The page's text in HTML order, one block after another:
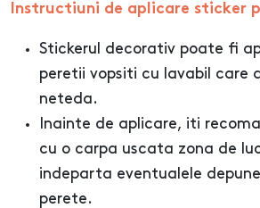
Instructiuni de aplicare sticker
Stickerul decorativ poate fi
peretii vopsiti cu lavabil care
neteda.
Inainte de aplicare, iti
cu o carpa uscata zona de
indeparta eventualele
perete.